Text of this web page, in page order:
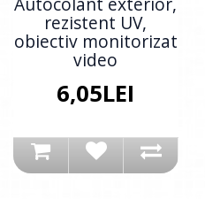
rezistent UV,
obiectiv monitorizat
video
6,05LEI